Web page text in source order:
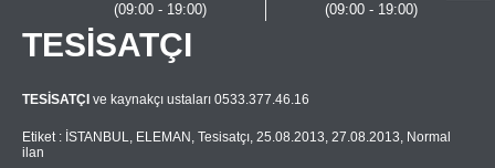
(09:00 - 19:00)
(09:00 - 19:00)
TESİSATÇI
TESİSATÇI ve kaynakçı ustaları 0533.377.46.16
Etiket : İSTANBUL, ELEMAN , Tesisatçı, 25.08.2013, 27.08.2013, Normal
ilan